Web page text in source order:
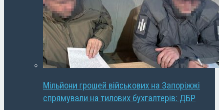
Мільйони грошей військових на Запоріжжі
спрямували на тилових бухгалтерів: ДБР